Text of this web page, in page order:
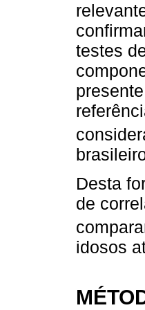
testes
Desta
de
idosos